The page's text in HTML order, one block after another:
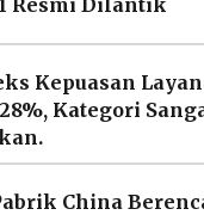
Resmi Dilantik
Kepuasan
Kategori
China